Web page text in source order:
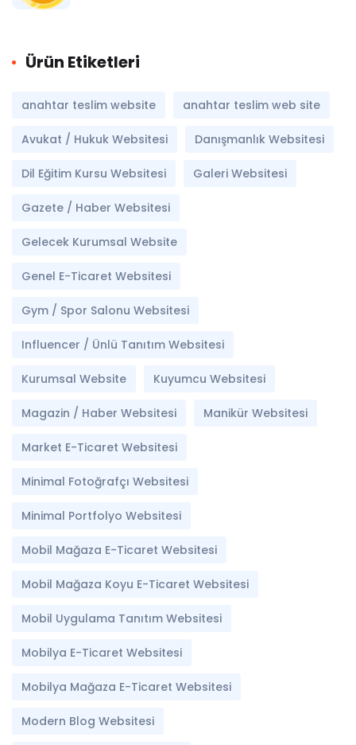
Ürün Etiketleri
anahtar teslim website anahtar teslim web site
Avukat / Hukuk Websitesi Danışmanlık Websitesi
Dil Eğitim Kursu Websitesi Galeri Websitesi
Gazete / Haber Websitesi
Gelecek Kurumsal Website
Genel E-Ticaret Websitesi
Gym / Spor Salonu Websitesi
Influencer / Ünlü Tanıtım Websitesi
Kurumsal Website Kuyumcu Websitesi
Magazin / Haber Websitesi Manikür Websitesi
Market E-Ticaret Websitesi
Minimal Fotoğrafçı Websitesi
Minimal Portfolyo Websitesi
Mobil Mağaza E-Ticaret Websitesi
Mobil Mağaza Koyu E-Ticaret Websitesi
Mobil Uygulama Tanıtım Websitesi
Mobilya E-Ticaret Websitesi
Mobilya Mağaza E-Ticaret Websitesi
Modern Blog Websitesi